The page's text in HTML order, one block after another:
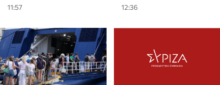
11:57
12:36